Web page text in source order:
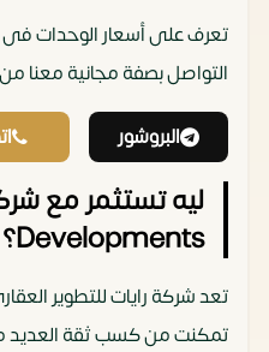
تعرف على أسعار الوحدات
التواصل بصفة مجانية معنا من
البروشور
Developments؟
تعد شركة رايات للتطوير
تمكنت من كسب ثقة العديد